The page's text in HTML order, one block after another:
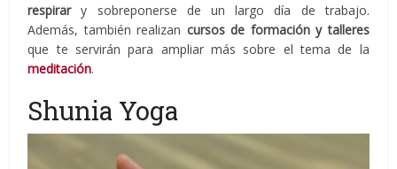
respirary sobreponerse de un largo día de trabajo.
Además, también realizan cursos de formación y talleres
que te servirán para ampliar más sobre el tema de la
meditación.
Shunia Yoga